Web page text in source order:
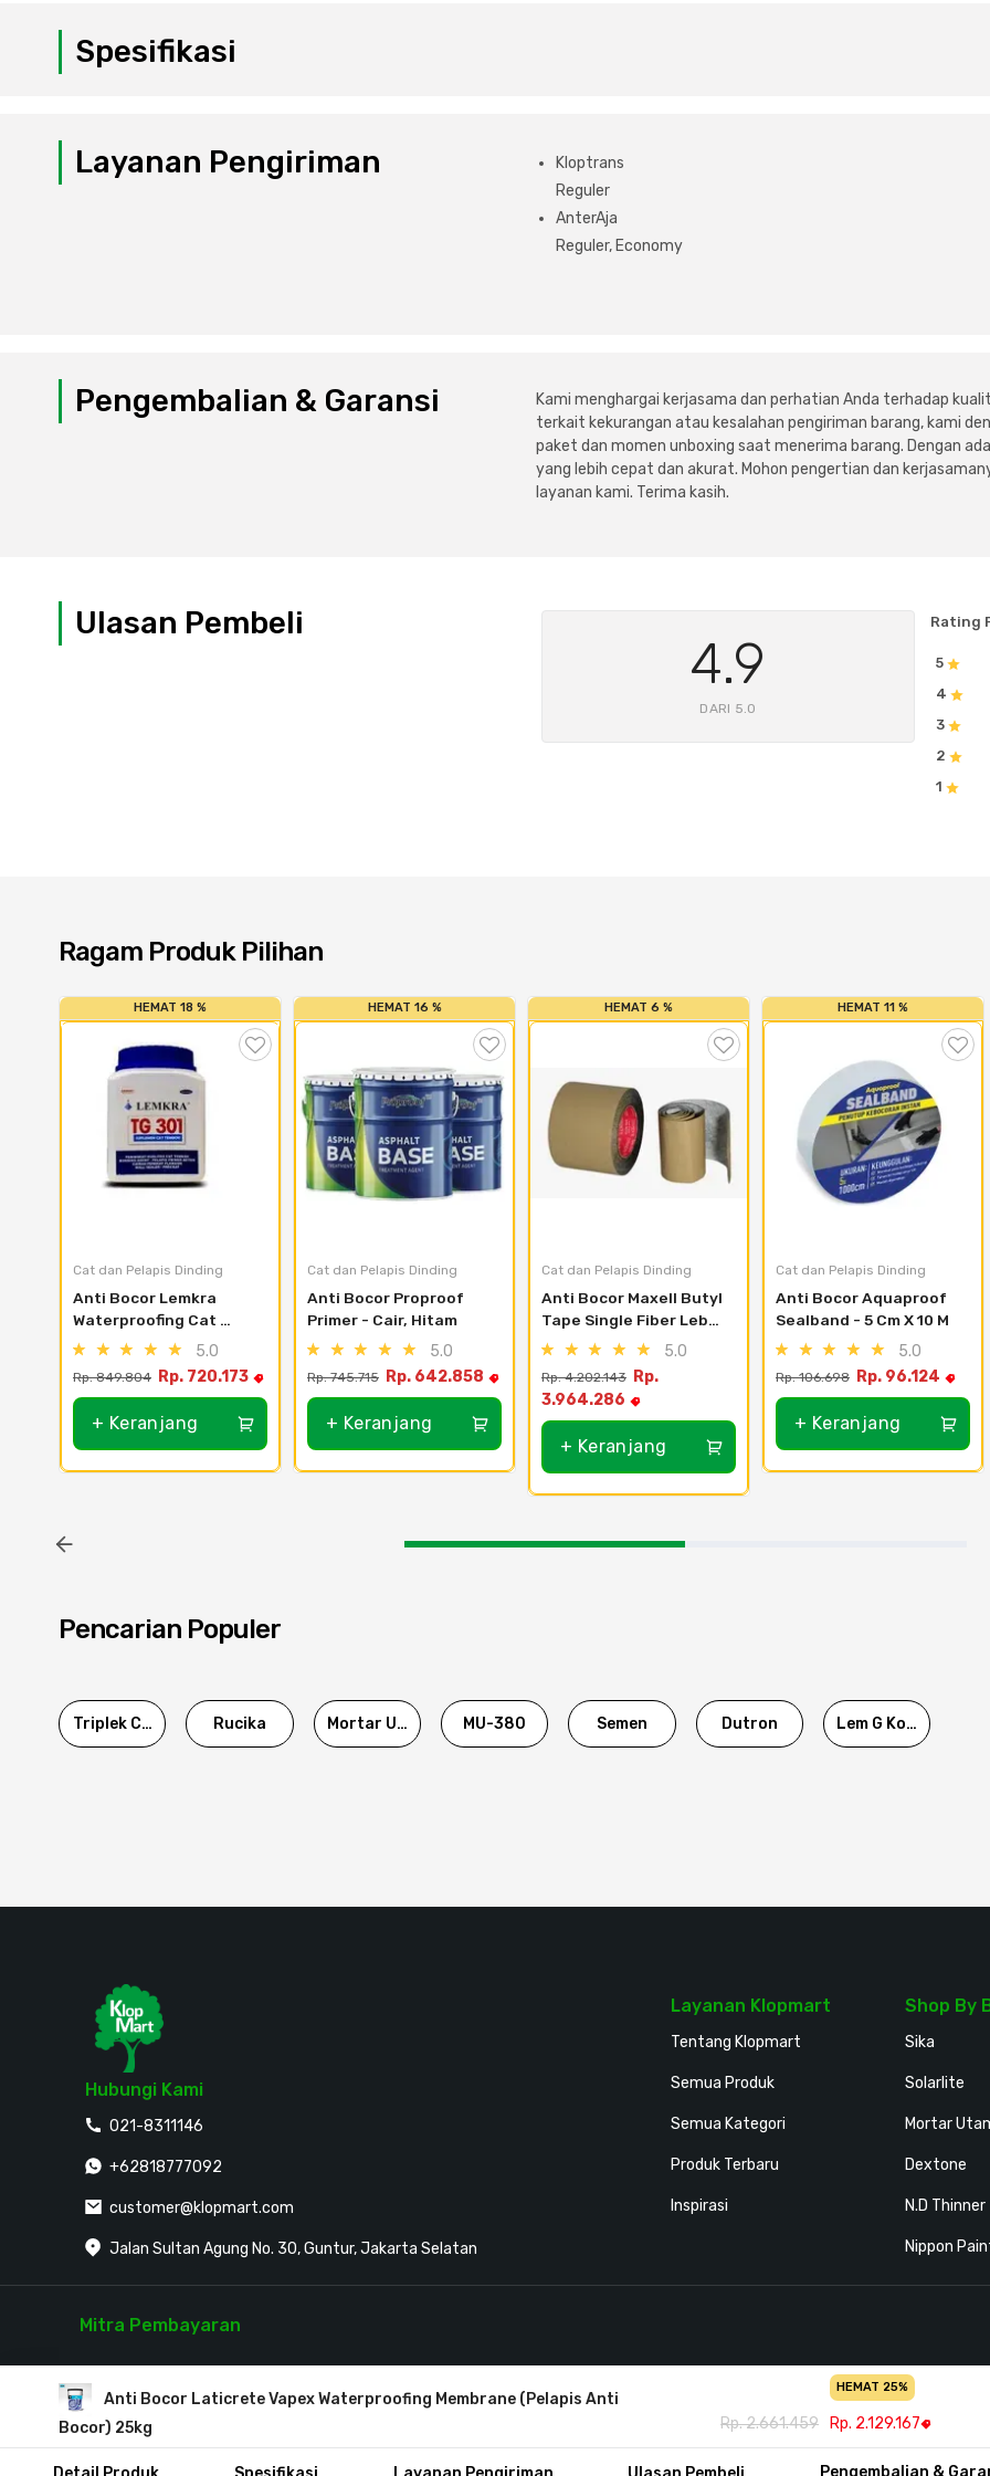
Spesifikasi
Layanan Pengiriman
Kloptrans
Reguler
AnterAja
Reguler, Economy
Pengembalian & Garansi
Kami menghargai kerjasama dan perhatian Anda terhadap
terkait kekurangan atau kesalahan pengiriman barang, kami
paket dan momen unboxing saat menerima barang. Dengan
yang lebih cepat dan akurat. Mohon pengertian dan
layanan kami. Terima kasih.
Ulasan Pembeli
4.9
DARI 5.0
Rating
5
4
3
2
1
Anti Bocor Laticrete Vapex Waterproofing Membrane (Pelapis Anti
Bocor) 25kg
HEMAT 25%
Rp. 2.661.459 Rp. 2.129.167
Pengembalian &
Ragam Produk Pilihan
HEMAT 18 %
Cat dan Pelapis Dinding
Anti Bocor Lemkra
Waterproofing Cat
Tembok TG 301 20L
5.0
Rp. 849.804 Rp. 720.173
+ Keranjang
HEMAT 16 %
Cat dan Pelapis Dinding
Anti Bocor Proproof
Primer - Cair, Hitam
5.0
Rp. 745.715 Rp. 642.858
+ Keranjang
HEMAT 6 %
Cat dan Pelapis Dinding
Anti Bocor Maxell Butyl
Tape Single Fiber Lebar
100mm Panjang 1m
5.0
Rp. 4.202.143
Rp.
3.964.286
+ Keranjang
HEMAT 11 %
Cat dan Pelapis Dinding
Anti Bocor Aquaproof
Sealband - 5 Cm X 10 M
5.0
Rp. 106.698 Rp. 96.124
+ Keranjang
Pencarian Populer
Triplek Cor Rucika Mortar Utama MU-380 Semen Dutron Lem G Korea
Hubungi Kami
021-8311146
+62818777092
customer@klopmart.com
Jalan Sultan Agung No. 30, Guntur, Jakarta Selatan
Layanan Klopmart
Tentang Klopmart
Semua Produk
Semua Kategori
Produk Terbaru
Inspirasi
Shop By
Sika
Solarlite
Mortar
Dextone
N.D Thinner
Nippon
Mitra Pembayaran